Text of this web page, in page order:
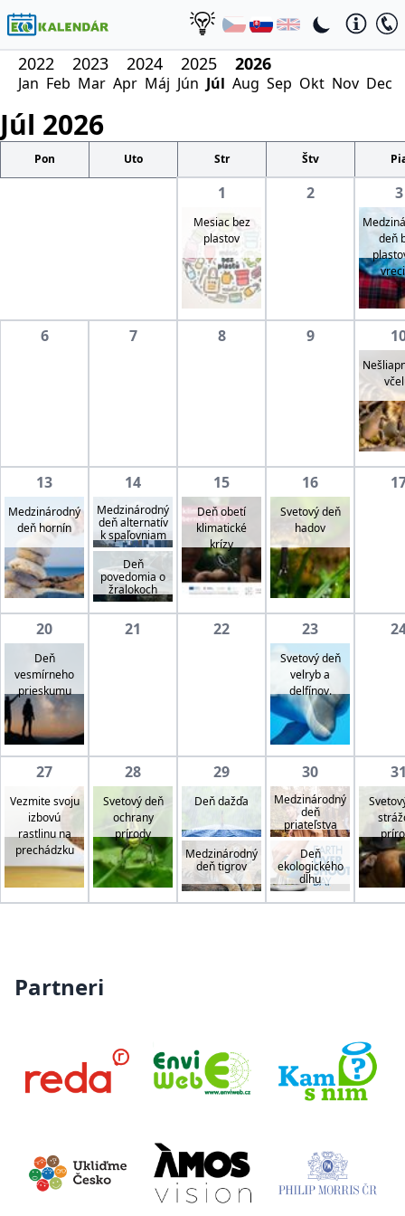
2022 2023 2024 2025 2026
Jan Feb Mar Apr Máj Jún Júl Aug Sep Okt Nov Dec
Júl 2026
Pon Uto Str Štv
1
Mesiac bez
plastov
2 3
deň
6 7 8 9
13
Medzinárodný
deň hornín
14
Medzinárodný
deň alternatív
k spaľovniam
Deň
povedomia o
žralokoch
15
Deň obetí
klimatické
krízy
16
Svetový deň
hadov
20
Deň
vesmírneho
prieskumu
21 22 23
Svetový deň
velryb a
delfínov.
27
Vezmite svoju
izbovú
rastlinu na
prechádzku
28
Svetový deň
ochrany
prírody
29
Deň dažďa
Medzinárodný
deň tigrov
30
Medzinárodný
deň
priateľstva
Deň
ekologického
dlhu
Partneri